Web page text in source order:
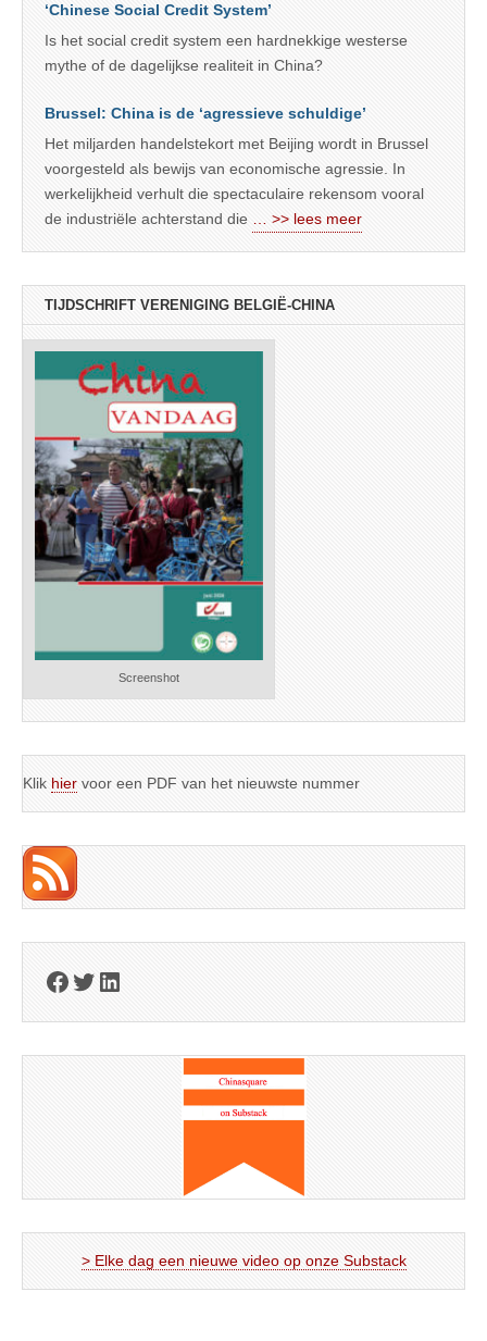
‘Chinese Social Credit System’
Is het social credit system een hardnekkige westerse
mythe of de dagelijkse realiteit in China?
Brussel: China is de ‘agressieve schuldige’
Het miljarden handelstekort met Beijing wordt in Brussel
voorgesteld als bewijs van economische agressie. In
werkelijkheid verhult die spectaculaire rekensom vooral
de industriële achterstand die
… >> lees meer
TIJDSCHRIFT VERENIGING BELGIË-CHINA
Screenshot
Klik hier voor een PDF van het nieuwste nummer
Facebook
Twitter
LinkedIn
> Elke dag een nieuwe video op onze Substack